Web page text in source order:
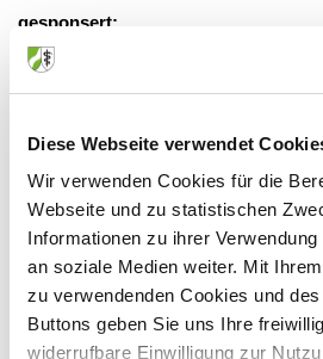
Diese Webseite verwendet
Wir verwenden Cookies für die
Webseite und zu statistischen
Informationen zu ihrer
an soziale Medien weiter. Mit
zu verwendenden Cookies und
Buttons geben Sie uns Ihre
widerrufbare Einwilligung zur
gesponsert:
Ja
gebührenfrei
Veranstaltungsort:
Lindner Hotel
Magnusstr. 20, 50672 Köln